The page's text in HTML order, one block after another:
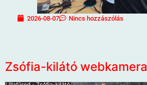
2026-08-07 Nincs hozzászólás
Zsófia-kilátó webkamera